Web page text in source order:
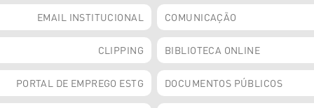
EMAIL INSTITUCIONAL COMUNICAÇÃO
CLIPPING BIBLIOTECA ONLINE
PORTAL DE EMPREGO ESTG DOCUMENTOS PÚBLICOS